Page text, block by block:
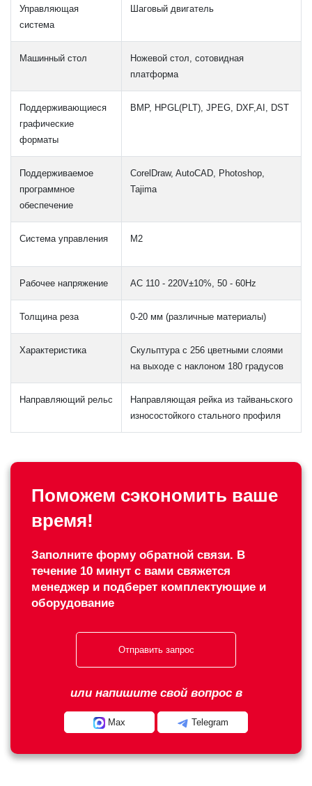
Управляющая
система
Шаговый двигатель
Машинный стол
Ножевой стол, сотовидная
платформа
Поддерживающиеся
графические
форматы
BMP, HPGL(PLT), JPEG, DXF,AI, DST
Поддерживаемое
программное
обеспечение
CorelDraw, AutoCAD, Photoshop,
Tajima
Система управления M2
Рабочее напряжение AC 110 - 220V±10%, 50 - 60Hz
Толщина реза 0-20 мм (различные материалы)
Характеристика
Скульптура с 256 цветными слоями
на выходе с наклоном 180 градусов
Направляющий рельс
Направляющая рейка из тайваньского
износостойкого стального профиля
Поможем сэкономить ваше
время!
Заполните форму обратной связи. В
течение 10 минут с вами свяжется
менеджер и подберет комплектующие и
оборудование
Отправить запрос
или напишите свой вопрос в
Max Telegram